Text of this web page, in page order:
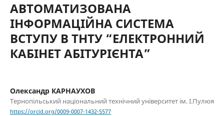
АВТОМАТИЗОВАНА
ІНФОРМАЦІЙНА СИСТЕМА
ВСТУПУ В ТНТУ “ЕЛЕКТРОННИЙ
КАБІНЕТ АБІТУРІЄНТА”
Олександр КАРНАУХОВ
Тернопільський національний технічний університет ім. І.Пулюя
https://orcid.org/0009-0007-1432-5577